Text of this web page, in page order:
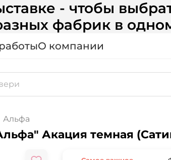
- чтобы
фабрик в
О компании
Альфа
двери SYNERGY "Альфа" Акация